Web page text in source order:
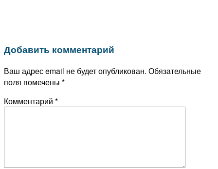
Добавить комментарий
Ваш адрес email не будет опубликован. Обязательные
поля помечены *
Комментарий *